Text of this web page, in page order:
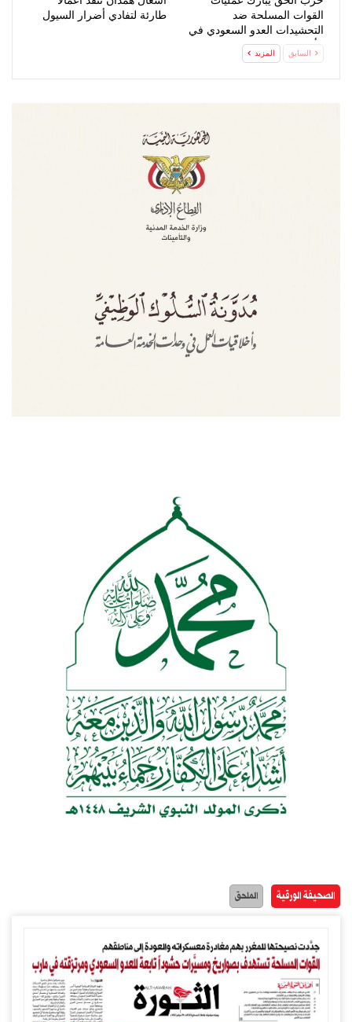
القوات المسلحة ضد
التحشيدات العدو السعودي في
مأرب وحضرموت
طارئة لتفادي أضرار السيول
السابق المزيد
الصحيفة الورقية الملحق